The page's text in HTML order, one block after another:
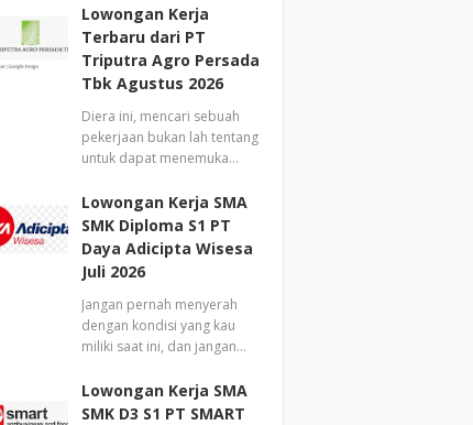
Lowongan Kerja
Terbaru dari PT
Triputra Agro Persada
Tbk Agustus 2026
Diera ini, mencari sebuah
pekerjaan bukan lah tentang
untuk dapat menemuka…
Lowongan Kerja SMA
SMK Diploma S1 PT
Daya Adicipta Wisesa
Juli 2026
Jangan pernah menyerah
dengan kondisi yang kau
miliki saat ini, dan jangan…
Lowongan Kerja SMA
SMK D3 S1 PT SMART